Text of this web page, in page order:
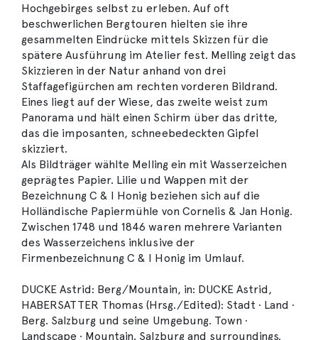
Hochgebirges selbst zu erleben. Auf oft
beschwerlichen Bergtouren hielten sie ihre
gesammelten Eindrücke mittels Skizzen für die
spätere Ausführung im Atelier fest. Melling zeigt das
Skizzieren in der Natur anhand von drei
Staffagefigürchen am rechten vorderen Bildrand.
Eines liegt auf der Wiese, das zweite weist zum
Panorama und hält einen Schirm über das dritte,
das die imposanten, schneebedeckten Gipfel
skizziert.
Als Bildträger wählte Melling ein mit Wasserzeichen
geprägtes Papier. Lilie und Wappen mit der
Bezeichnung C & I Honig beziehen sich auf die
Holländische Papiermühle von Cornelis & Jan Honig.
Zwischen 1748 und 1846 waren mehrere Varianten
des Wasserzeichens inklusive der
Firmenbezeichnung C & I Honig im Umlauf.
DUCKE Astrid: Berg/Mountain, in: DUCKE Astrid,
HABERSATTER Thomas (Hrsg./Edited): Stadt ∙ Land ∙
Berg. Salzburg und seine Umgebung. Town ∙
Landscape ∙ Mountain. Salzburg and surroundings.